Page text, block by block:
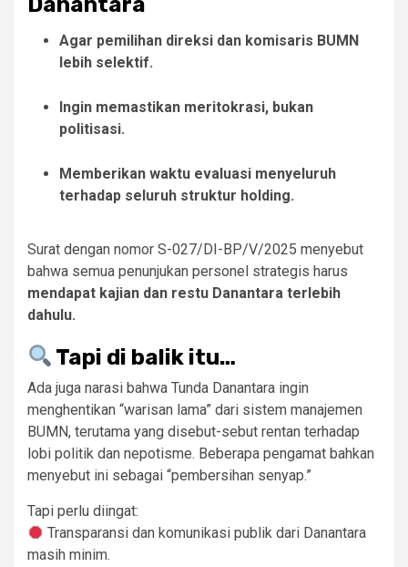
Agar pemilihan direksi dan komisaris BUMN
lebih selektif.
Ingin memastikan meritokrasi, bukan
politisasi.
Memberikan waktu evaluasi menyeluruh
terhadap seluruh struktur holding.
Surat dengan nomor S-027/DI-BP/V/2025 menyebut
bahwa semua penunjukan personel strategis harus
mendapat kajian dan restu Danantara terlebih
dahulu.
Tapi di balik itu…
Ada juga narasi bahwa Tunda Danantara ingin
menghentikan “warisan lama” dari sistem manajemen
BUMN, terutama yang disebut-sebut rentan terhadap
lobi politik dan nepotisme. Beberapa pengamat bahkan
menyebut ini sebagai “pembersihan senyap.”
Tapi perlu diingat:
Transparansi dan komunikasi publik dari Danantara
masih minim.